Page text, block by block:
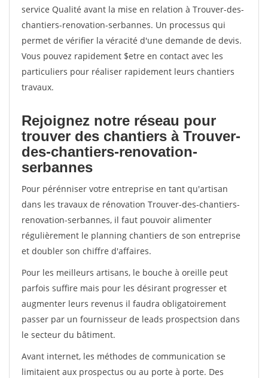
service Qualité avant la mise en relation à Trouver-des-
chantiers-renovation-serbannes. Un processus qui
permet de vérifier la véracité d'une demande de devis.
Vous pouvez rapidement $etre en contact avec les
particuliers pour réaliser rapidement leurs chantiers
travaux.
Rejoignez notre réseau pour
trouver des chantiers à Trouver-
des-chantiers-renovation-
serbannes
Pour pérénniser votre entreprise en tant qu'artisan
dans les travaux de rénovation Trouver-des-chantiers-
renovation-serbannes, il faut pouvoir alimenter
régulièrement le planning chantiers de son entreprise
et doubler son chiffre d'affaires.
Pour les meilleurs artisans, le bouche à oreille peut
parfois suffire mais pour les désirant progresser et
augmenter leurs revenus il faudra obligatoirement
passer par un fournisseur de leads prospectsion dans
le secteur du bâtiment.
Avant internet, les méthodes de communication se
limitaient aux prospectus ou au porte à porte. Des